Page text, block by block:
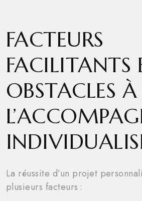
FACTEURS
FACILITANTS
OBSTACLES À
La réussite d’un projet
plusieurs facteurs :